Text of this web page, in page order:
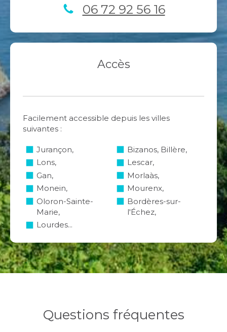
06 72 92 56 16
Accès
Facilement accessible depuis les villes
suivantes :
Jurançon,
Bizanos, Billère,
Lons,
Lescar,
Gan,
Morlaàs,
Monein,
Mourenx,
Oloron-Sainte-
Marie,
Bordères-sur-
l'Échez,
Lourdes...
Questions fréquentes